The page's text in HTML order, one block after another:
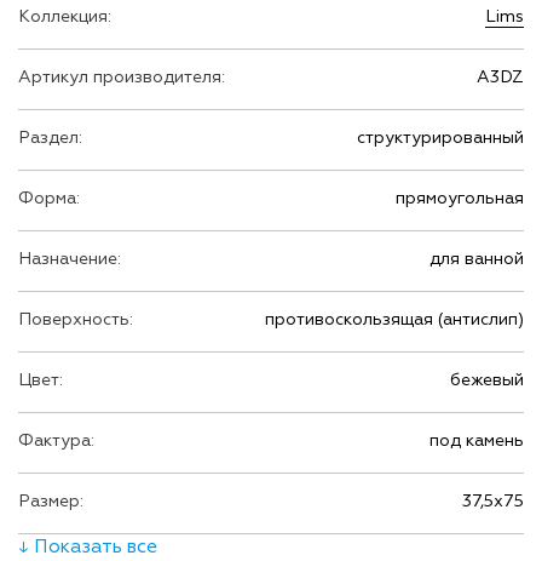
Коллекция: Lims
Артикул производителя: A3DZ
Раздел: структурированный
Форма: прямоугольная
Назначение: для ванной
Поверхность: противоскользящая (антислип)
Цвет: бежевый
Фактура: под камень
Размер: 37,5х75
↓ Показать все